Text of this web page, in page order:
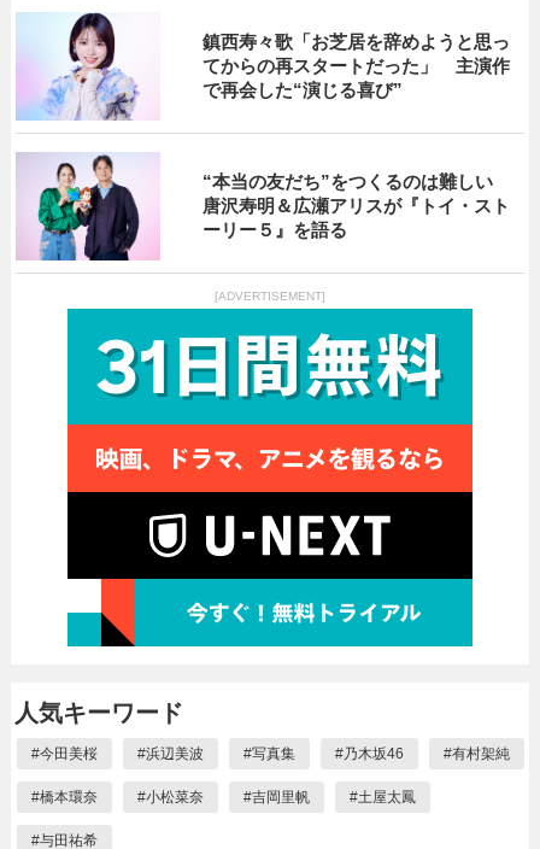
鎮西寿々歌「お芝居を辞めようと思っ
てからの再スタートだった」 主演作
で再会した“演じる喜び”
“本当の友だち”をつくるのは難しい
唐沢寿明＆広瀬アリスが『トイ・スト
ーリー５』を語る
[ADVERTISEMENT]
人気キーワード
#今田美桜 #浜辺美波 #写真集 #乃木坂46 #有村架純
#橋本環奈 #小松菜奈 #吉岡里帆 #土屋太鳳
#与田祐希